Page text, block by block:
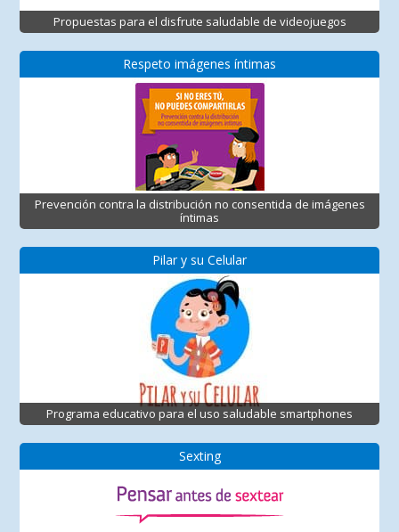
Propuestas para el disfrute saludable de videojuegos
Respeto imágenes íntimas
Prevención contra la distribución no consentida de imágenes
íntimas
Pilar y su Celular
Programa educativo para el uso saludable smartphones
Sexting